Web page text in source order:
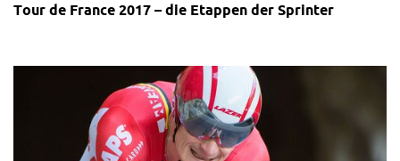
Tour de France 2017 – die Etappen der Sprinter